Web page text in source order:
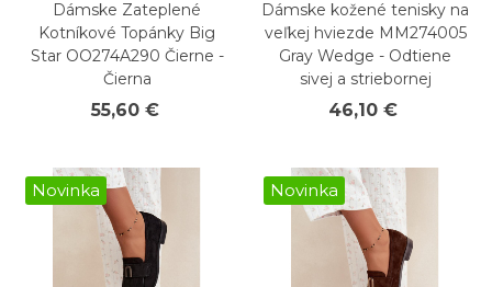
Dámske Zateplené
Kotníkové Topánky Big
Star OO274A290 Čierne -
Čierna
55,60 €
Dámske kožené tenisky na
veľkej hviezde MM274005
Gray Wedge - Odtiene
sivej a striebornej
46,10 €
Novinka Novinka